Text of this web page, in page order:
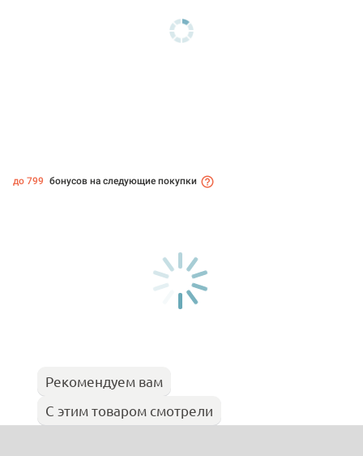
до 799 бонусов на следующие покупки
Рекомендуем вам
С этим товаром смотрели